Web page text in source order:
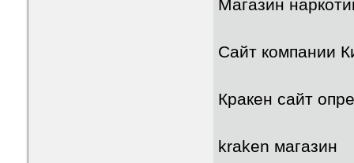
Maгазин
Сайт компании
Кракен сайт
kraken магазин